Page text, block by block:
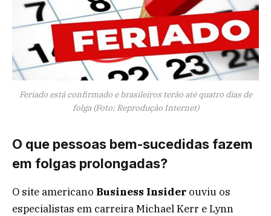
Feriado está confirmado e brasileiros terão até quatro dias de
folga (Foto: Reprodução Internet)
O que pessoas bem-sucedidas fazem
em folgas prolongadas?
O site americano Business Insider ouviu os
especialistas em carreira Michael Kerr e Lynn